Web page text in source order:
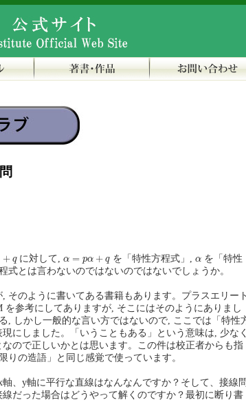
+ qに対して, α = pα + q
α=pα+q を「特性方程式」, α
αを「特性
式とは言わないのではないのではないでしょうか。
そのように書いてある書籍もあります。プラスエリート
を参考にしてありますが, そこにはそのようにありまし
, しかし一般的な言い方ではないので, ここでは「特性
現にしました。「いうこともある」という意味は, 少なく
ので正しいかとは思います。この件は校正者からも指
りの造語」と同じ感覚で使っています。
、y軸に平行な直線はなんなんですか？そして、接線問
だった場合はどうやって解くのですか？最初に断り書